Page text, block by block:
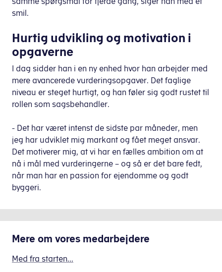
smil.
Hurtig udvikling og motivation i
opgaverne
I dag sidder han i en ny enhed hvor han arbejder med
mere avancerede vurderingsopgaver. Det faglige
niveau er steget hurtigt, og han føler sig godt rustet til
rollen som sagsbehandler.
- Det har været intenst de sidste par måneder, men
jeg har udviklet mig markant og fået meget ansvar.
Det motiverer mig, at vi har en fælles ambition om at
nå i mål med vurderingerne – og så er det bare fedt,
når man har en passion for ejendomme og godt
byggeri.
Mere om vores medarbejdere
Med fra starten...